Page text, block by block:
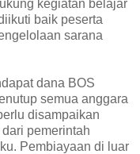
kegiatan belajar
baik peserta
sarana
dana BOS
semua anggara
disampaikan
pemerintah
Pembiayaan di luar